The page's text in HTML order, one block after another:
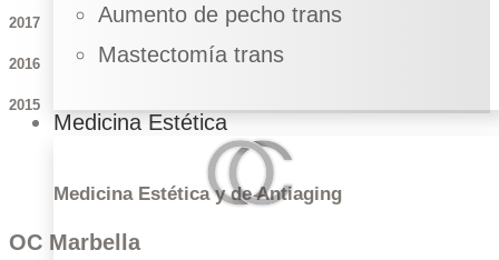
Aumento de pecho trans
Mastectomía trans
Medicina Estética
Medicina Estética y de Antiaging
2017
2016
2015
OC Marbella